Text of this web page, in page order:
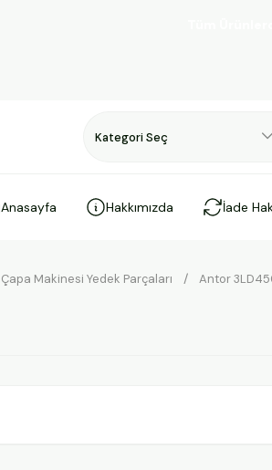
Anasayfa Hakkımızda İade
Çapa Makinesi Yedek Parçaları Antor